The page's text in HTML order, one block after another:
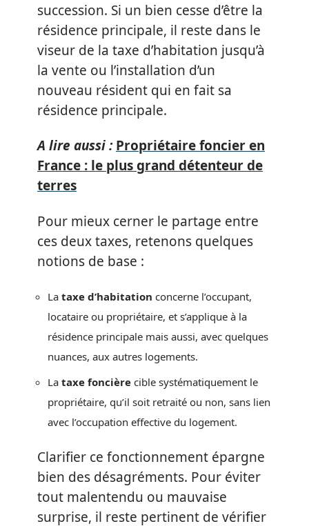
succession. Si un bien cesse d’être la
résidence principale, il reste dans le
viseur de la taxe d’habitation jusqu’à
la vente ou l’installation d’un
nouveau résident qui en fait sa
résidence principale.
A lire aussi : Propriétaire foncier en
France : le plus grand détenteur de
terres
Pour mieux cerner le partage entre
ces deux taxes, retenons quelques
notions de base :
La taxe d’habitation concerne l’occupant,
locataire ou propriétaire, et s’applique à la
résidence principale mais aussi, avec quelques
nuances, aux autres logements.
La taxe foncière cible systématiquement le
propriétaire, qu’il soit retraité ou non, sans lien
avec l’occupation effective du logement.
Clarifier ce fonctionnement épargne
bien des désagréments. Pour éviter
tout malentendu ou mauvaise
surprise, il reste pertinent de vérifier